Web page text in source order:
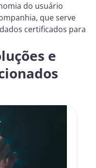
do usuário
que serve
certificados para
e